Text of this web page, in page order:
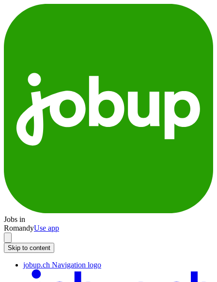
Jobs in
RomandyUse app
Skip to content
jobup.ch Navigation logo